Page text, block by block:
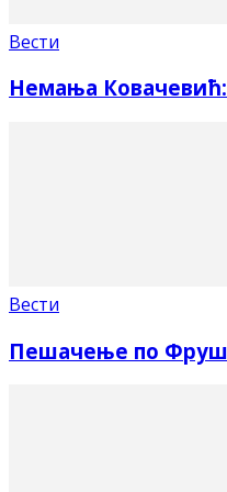
Вести
Немања
Вести
Пешачење по